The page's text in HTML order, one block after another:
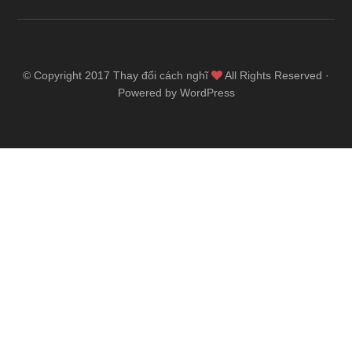
© Copyright 2017 Thay đổi cách nghĩ
All Rights Reserved ·
Powered by WordPress